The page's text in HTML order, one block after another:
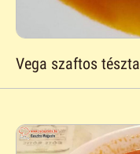
Vega szaftos tészta